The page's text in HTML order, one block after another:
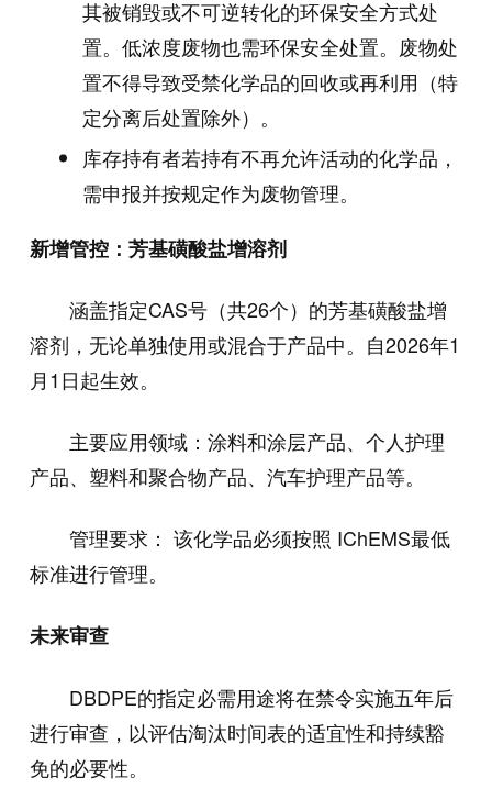
其被销毁或不可逆转化的环保安全方式处
置。低浓度废物也需环保安全处置。废物处
置不得导致受禁化学品的回收或再利用（特
定分离后处置除外）。
库存持有者若持有不再允许活动的化学品，
需申报并按规定作为废物管理。
新增管控：芳基磺酸盐增溶剂
涵盖指定CAS号（共26个）的芳基磺酸盐增
溶剂，无论单独使用或混合于产品中。自2026年1
月1日起生效。
主要应用领域：涂料和涂层产品、个人护理
产品、塑料和聚合物产品、汽车护理产品等。
管理要求： 该化学品必须按照 IChEMS最低
标准进行管理。
未来审查
DBDPE的指定必需用途将在禁令实施五年后
进行审查，以评估淘汰时间表的适宜性和持续豁
免的必要性。